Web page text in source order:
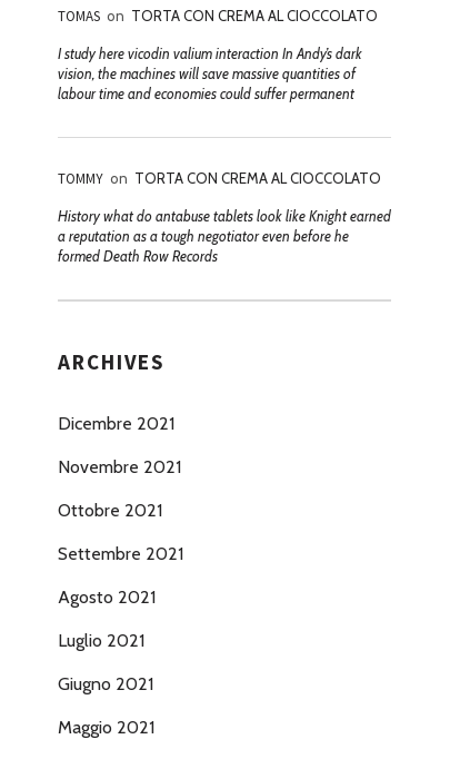
TOMAS on TORTA CON CREMA AL CIOCCOLATO
I study here vicodin valium interaction In Andy’s dark
vision, the machines will save massive quantities of
labour time and economies could suffer permanent
TOMMY on TORTA CON CREMA AL CIOCCOLATO
History what do antabuse tablets look like Knight earned
a reputation as a tough negotiator even before he
formed Death Row Records
ARCHIVES
Dicembre 2021
Novembre 2021
Ottobre 2021
Settembre 2021
Agosto 2021
Luglio 2021
Giugno 2021
Maggio 2021